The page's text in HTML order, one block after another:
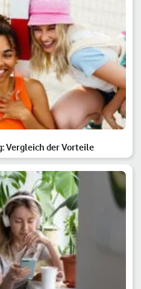
Vergleich der Vorteile